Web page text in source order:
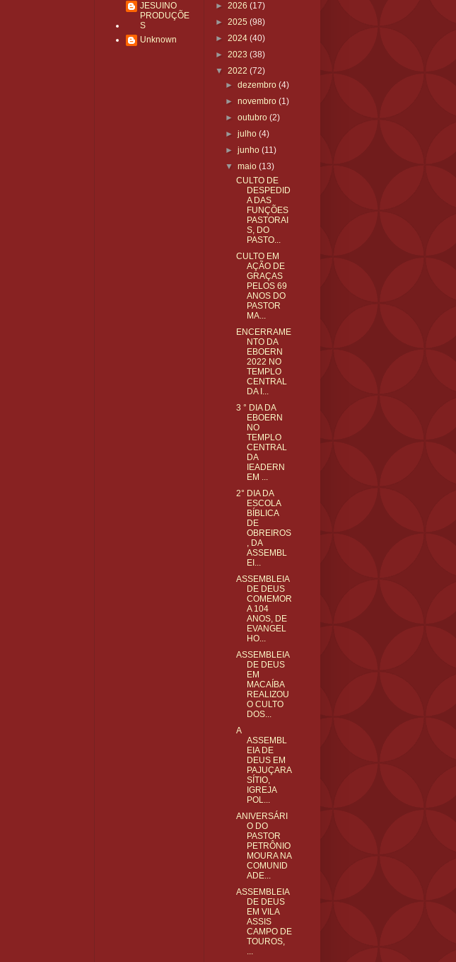
JESUINO
PRODUÇÕE
S
Unknown
► 2026 (17)
► 2025 (98)
► 2024 (40)
► 2023 (38)
▼ 2022 (72)
►dezembro(4)
►novembro(1)
►outubro(2)
►julho(4)
►junho(11)
▼maio(13)
CULTO DE
DESPEDID
A DAS
FUNÇÕES
PASTORAI
S, DO
PASTO...
CULTO EM
AÇÃO DE
GRAÇAS
PELOS 69
ANOS DO
PASTOR
MA...
ENCERRAME
NTO DA
EBOERN
2022 NO
TEMPLO
CENTRAL
DA I...
3 ° DIA DA
EBOERN
NO
TEMPLO
CENTRAL
DA
IEADERN
EM ...
2° DIA DA
ESCOLA
BÍBLICA
DE
OBREIROS
, DA
ASSEMBL
EI...
ASSEMBLEIA
DE DEUS
COMEMOR
A 104
ANOS, DE
EVANGEL
HO...
ASSEMBLEIA
DE DEUS
EM
MACAÍBA
REALIZOU
O CULTO
DOS...
A
ASSEMBL
EIA DE
DEUS EM
PAJUÇARA
SÍTIO,
IGREJA
POL...
ANIVERSÁRI
O DO
PASTOR
PETRÔNIO
MOURA NA
COMUNID
ADE...
ASSEMBLEIA
DE DEUS
EM VILA
ASSIS
CAMPO DE
TOUROS,
...